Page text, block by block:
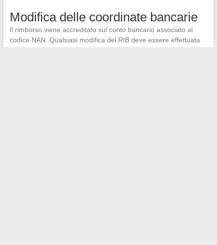
Modifica delle coordinate bancarie
Il rimborso viene accreditato sul conto bancario associato al
codice NAN. Qualsiasi modifica del RIB deve essere effettuata